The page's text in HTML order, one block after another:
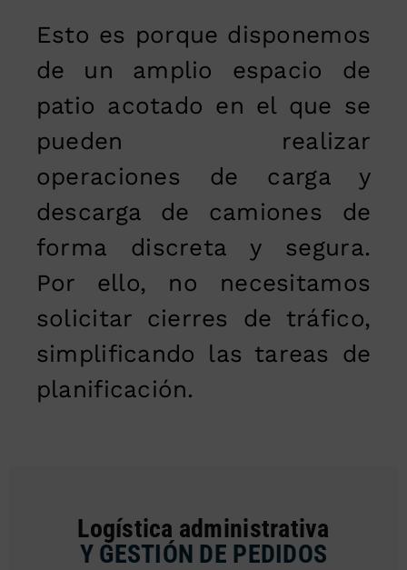
Esto es porque disponemos
de un amplio espacio de
patio acotado en el que se
pueden realizar
operaciones de carga y
descarga de camiones de
forma discreta y segura.
Por ello, no necesitamos
solicitar cierres de tráfico,
simplificando las tareas de
planificación.
Logística administrativa
Y GESTIÓN DE PEDIDOS